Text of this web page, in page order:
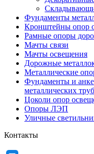
Фундаменты
Кронштейны опор
Рамные опоры
Мачты связи
Мачты освещения
Дорожные
Металлические
Фундаменты и
металлических труб
Цоколи опор
Опоры ЛЭП
Уличные
Контакты